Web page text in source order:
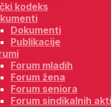
kodeks
Dokumenti
Publikacije
Forum mladih
Forum žena
Forum seniora
Forum sindikalnih